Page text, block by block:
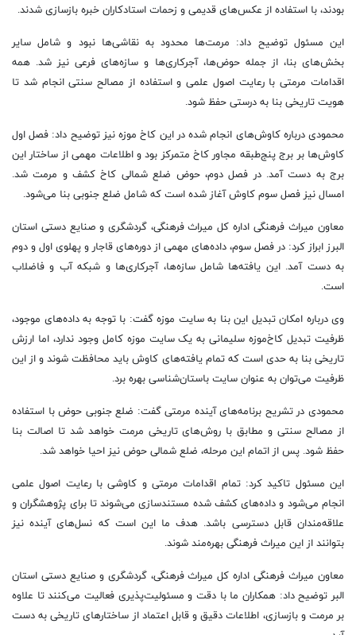
بودند، با استفاده از عکس‌های قدیمی و زحمات استادکاران خبره بازسازی شدند.
این مسئول توضیح داد: مرمت‌ها محدود به نقاشی‌ها نبود و شامل سایر
بخش‌های بنا، از جمله حوض‌ها، آجرکاری‌ها و سازه‌های فرعی نیز شد. همه
اقدامات مرمتی با رعایت اصول علمی و استفاده از مصالح سنتی انجام شد تا
هویت تاریخی بنا به درستی حفظ شود.
محمودی درباره کاوش‌های انجام شده در این کاخ موزه نیز توضیح داد: فصل اول
کاوش‌ها بر برج پنج‌طبقه مجاور کاخ متمرکز بود و اطلاعات مهمی از ساختار این
برج به دست آمد. در فصل دوم، حوض ضلع شمالی کاخ کشف و مرمت شد.
امسال نیز فصل سوم کاوش آغاز شده است که شامل ضلع جنوبی بنا می‌شود.
معاون میراث فرهنگی اداره کل میراث فرهنگی، گردشگری و صنایع دستی استان
البرز ابراز کرد: در فصل سوم، داده‌های مهمی از دوره‌های قاجار و پهلوی اول و دوم
به دست آمد. این یافته‌ها شامل سازه‌ها، آجرکاری‌ها و شبکه آب و فاضلاب
است.
وی درباره امکان تبدیل این بنا به سایت موزه گفت: با توجه به داده‌های موجود،
ظرفیت تبدیل کاخ‌موزه سلیمانی به یک سایت موزه کامل وجود ندارد، اما ارزش
تاریخی بنا به حدی است که تمام یافته‌های کاوش باید محافظت شوند و از این
ظرفیت می‌توان به عنوان سایت باستان‌شناسی بهره برد.
محمودی در تشریح برنامه‌های آینده مرمتی گفت: ضلع جنوبی حوض با استفاده
از مصالح سنتی و مطابق با روش‌های تاریخی مرمت خواهد شد تا اصالت بنا
حفظ شود. پس از اتمام این مرحله، ضلع شمالی حوض نیز احیا خواهد شد.
این مسئول تاکید کرد: تمام اقدامات مرمتی و کاوشی با رعایت اصول علمی
انجام می‌شود و داده‌های کشف شده مستندسازی می‌شوند تا برای پژوهشگران و
علاقه‌مندان قابل دسترسی باشد. هدف ما این است که نسل‌های آینده نیز
بتوانند از این میراث فرهنگی بهره‌مند شوند.
معاون میراث فرهنگی اداره کل میراث فرهنگی، گردشگری و صنایع دستی استان
البر توضیح داد: همکاران ما با دقت و مسئولیت‌پذیری فعالیت می‌کنند تا علاوه
بر مرمت و بازسازی، اطلاعات دقیق و قابل اعتماد از ساختارهای تاریخی به دست